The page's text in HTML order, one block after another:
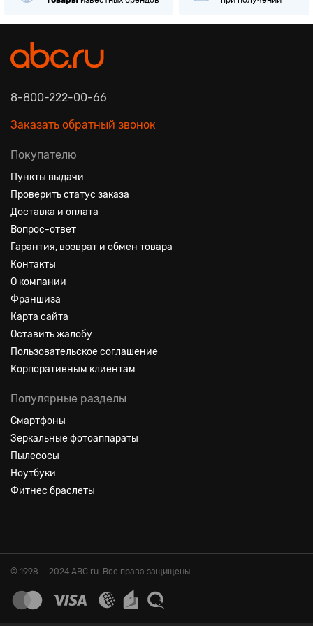
8-800-222-00-66
Заказать обратный звонок
Покупателю
Пункты выдачи
Проверить статус заказа
Доставка и оплата
Вопрос-ответ
Гарантия, возврат и обмен товара
Контакты
О компании
Франшиза
Карта сайта
Оставить жалобу
Пользовательское соглашение
Корпоративным клиентам
Популярные разделы
Смартфоны
Зеркальные фотоаппараты
Пылесосы
Ноутбуки
Фитнес браслеты
© 1998 — 2024 ABC.ru. Все права защищены